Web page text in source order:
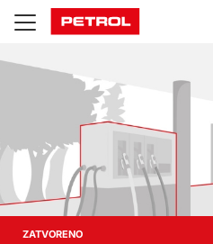
Prodajna
mjesta
ZATVORENO